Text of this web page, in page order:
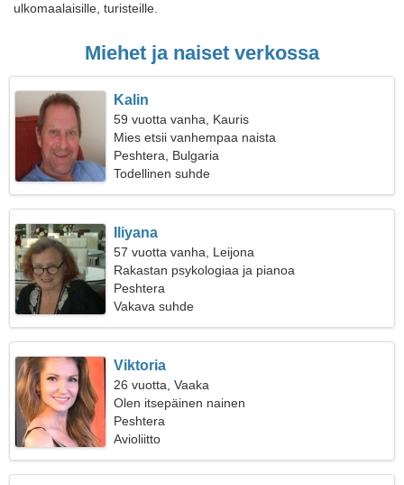
ulkomaalaisille, turisteille.
Miehet ja naiset verkossa
Kalin
59 vuotta vanha, Kauris
Mies etsii vanhempaa naista
Peshtera, Bulgaria
Todellinen suhde
Iliyana
57 vuotta vanha, Leijona
Rakastan psykologiaa ja pianoa
Peshtera
Vakava suhde
Viktoria
26 vuotta, Vaaka
Olen itsepäinen nainen
Peshtera
Avioliitto